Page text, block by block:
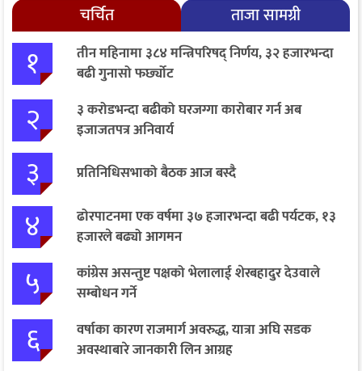
चर्चित ताजा सामग्री
१
तीन महिनामा ३८४ मन्त्रिपरिषद् निर्णय, ३२ हजारभन्दा
बढी गुनासो फर्छ्योट
२
३ करोडभन्दा बढीको घरजग्गा कारोबार गर्न अब
इजाजतपत्र अनिवार्य
३ प्रतिनिधिसभाको बैठक आज बस्दै
४
ढोरपाटनमा एक वर्षमा ३७ हजारभन्दा बढी पर्यटक, १३
हजारले बढ्यो आगमन
५
कांग्रेस असन्तुष्ट पक्षको भेलालाई शेरबहादुर देउवाले
सम्बोधन गर्ने
६
वर्षाका कारण राजमार्ग अवरुद्ध, यात्रा अघि सडक
अवस्थाबारे जानकारी लिन आग्रह